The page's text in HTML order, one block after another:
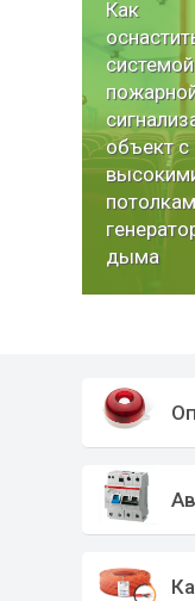
Как
системой
объект с
дыма